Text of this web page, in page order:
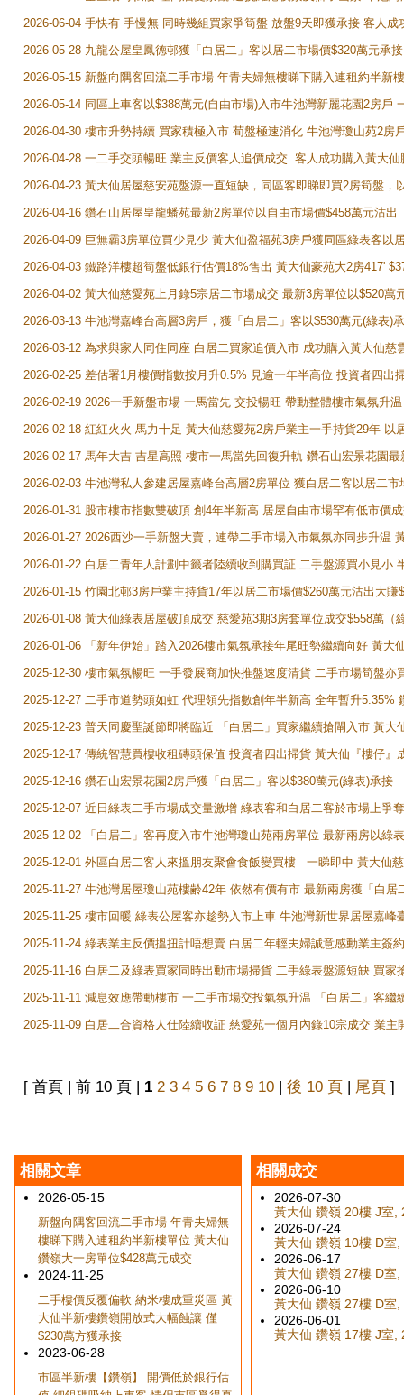
2026-06-04 手快有 手慢無 同時幾組買家爭筍盤 放盤9天即獲承接 客人
2026-05-28 九龍公屋皇鳳德邨獲「白居二」客以居二市場價$320萬元承接
2026-05-15 新盤向隅客回流二手市場 年青夫婦無樓睇下購入連租約半新
2026-05-14 同區上車客以$388萬元(自由市場)入市牛池灣新麗花園2房戶
2026-04-30 樓市升勢持續 買家積極入市 荀盤極速消化 牛池灣瓊山苑2房
2026-04-28 一二手交頭暢旺 業主反價客人追價成交 客人成功購入黃大
2026-04-23 黃大仙居屋慈安苑盤源一直短缺，同區客即睇即買2房筍盤，
2026-04-16 鑽石山居屋皇龍蟠苑最新2房單位以自由市場價$458萬元沽出
2026-04-09 巨無霸3房單位買少見少 黃大仙盈福苑3房戶獲同區綠表客以
2026-04-03 鐵路洋樓超筍盤低銀行估價18%售出 黃大仙豪苑大2房417'
2026-04-02 黃大仙慈愛苑上月錄5宗居二市場成交 最新3房單位以$520萬
2026-03-13 牛池灣嘉峰台高層3房戶，獲「白居二」客以$530萬元(綠表)
2026-03-12 為求與家人同住同座 白居二買家追價入市 成功購入黃大仙
2026-02-25 差估署1月樓價指數按月升0.5% 見逾一年半高位 投資者四
2026-02-19 2026一手新盤市場 一馬當先 交投暢旺 帶動整體樓市氣氛升
2026-02-18 紅紅火火 馬力十足 黃大仙慈愛苑2房戶業主一手持貨29年 以
2026-02-17 馬年大吉 吉星高照 樓市一馬當先回復升軌 鑽石山宏景花園
2026-02-03 牛池灣私人參建居屋嘉峰台高層2房單位 獲白居二客以居二市
2026-01-31 股市樓市指數雙破頂 創4年半新高 居屋自由市場罕有低市價
2026-01-27 2026西沙一手新盤大賣，連帶二手市場入市氣氛亦同步升温
2026-01-22 白居二青年人計劃中籤者陸續收到購買証 二手盤源買小見小
2026-01-15 竹園北邨3房戶業主持貨17年以居二市場價$260萬元沽出大賺
2026-01-08 黃大仙綠表居屋破頂成交 慈愛苑3期3房套單位成交$558萬（
2026-01-06 「新年伊始」踏入2026樓市氣氛承接年尾旺勢繼續向好 黃
2025-12-30 樓市氣氛暢旺 一手發展商加快推盤速度清貨 二手市場筍盤
2025-12-27 二手市道勢頭如虹 代理領先指數創年半新高 全年暫升5.35%
2025-12-23 普天同慶聖誕節即將臨近 「白居二」買家繼續搶閘入市 黃
2025-12-17 傳統智慧買樓收租磚頭保值 投資者四出掃貨 黃大仙『樓仔
2025-12-16 鑽石山宏景花園2房戶獲「白居二」客以$380萬元(綠表)承接
2025-12-07 近日綠表二手市場成交量激增 綠表客和白居二客於市場上
2025-12-02 「白居二」客再度入市牛池灣瓊山苑兩房單位 最新兩房以綠
2025-12-01 外區白居二客人來搵朋友聚會食飯變買樓 一睇即中 黃大仙
2025-11-27 牛池灣居屋瓊山苑樓齢42年 依然有價有市 最新兩房獲「白居
2025-11-25 樓市回暖 綠表公屋客亦趁勢入市上車 牛池灣新世界居屋嘉峰
2025-11-24 綠表業主反價搵扭計唔想賣 白居二年輕夫婦誠意感動業主簽
2025-11-16 白居二及綠表買家同時出動市場掃貨 二手綠表盤源短缺 買
2025-11-11 減息效應帶動樓市 一二手市場交投氣氛升温 「白居二」客
2025-11-09 白居二合資格人仕陸續收証 慈愛苑一個月內錄10宗成交 業
[ 首頁 | 前 10 頁 | 1 2 3 4 5 6 7 8 9 10 | 後 10 頁 | 尾頁 ]
相關文章
2026-05-15
新盤向隅客回流二手市場 年青夫婦無
樓睇下購入連租約半新樓單位 黃大仙
鑽嶺大一房單位$428萬元成交
2024-11-25
二手樓價反覆偏軟 納米樓成重災區 黃
大仙半新樓鑽嶺開放式大幅蝕讓 僅
$230萬方獲承接
2023-06-28
市區半新樓【鑽嶺】 開價低於銀行估
相關成交
2026-07-30
黃大仙 鑽嶺 20樓 J室,
2026-07-24
黃大仙 鑽嶺 10樓 D室,
2026-06-17
黃大仙 鑽嶺 27樓 D室,
2026-06-10
黃大仙 鑽嶺 27樓 D室,
2026-06-01
黃大仙 鑽嶺 17樓 J室,